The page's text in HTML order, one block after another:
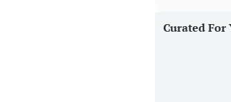
Curated For